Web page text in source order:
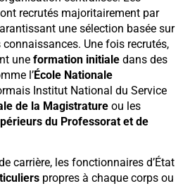
recrutés majoritairement par
une sélection basée sur
Une fois recrutés,
une formation initiale dans des
l’École Nationale
Institut National du Service
de la Magistrature ou les
du Professorat et de
carrière, les fonctionnaires d’État
propres à chaque corps ou